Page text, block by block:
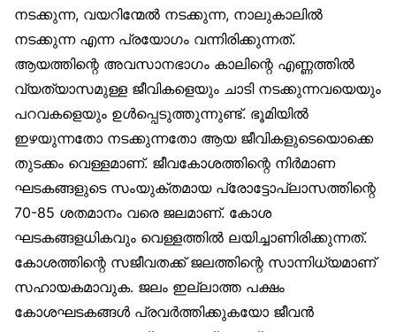
നടക്കുന്ന, വയറിന്മേൽ നടക്കുന്ന, നാലുകാലിൽ
നടക്കുന്ന എന്ന പ്രയോഗം വന്നിരിക്കുന്നത്.
ആയത്തിന്റെ അവസാനഭാഗം കാലിന്റെ എണ്ണത്തിൽ
വ്യത്യാസമുള്ള ജീവികളെയും ചാടി നടക്കുന്നവയെയും
പറവകളെയും ഉൾപ്പെടുത്തുന്നുണ്ട്. ഭൂമിയിൽ
ഇഴയുന്നതോ നടക്കുന്നതോ ആയ ജീവികളുടെയൊക്കെ
തുടക്കം വെള്ളമാണ്. ജീവകോശത്തിന്റെ നിർമാണ
ഘടകങ്ങളുടെ സംയുക്തമായ പ്രോട്ടോപ്ലാസത്തിന്റെ
70-85 ശതമാനം വരെ ജലമാണ്. കോശ
ഘടകങ്ങളധികവും വെള്ളത്തിൽ ലയിച്ചാണിരിക്കുന്നത്.
കോശത്തിന്റെ സജീവതക്ക് ജലത്തിന്റെ സാന്നിധ്യമാണ്
സഹായകമാവുക. ജലം ഇല്ലാത്ത പക്ഷം
കോശഘടകങ്ങൾ പ്രവർത്തിക്കുകയോ ജീവൻ